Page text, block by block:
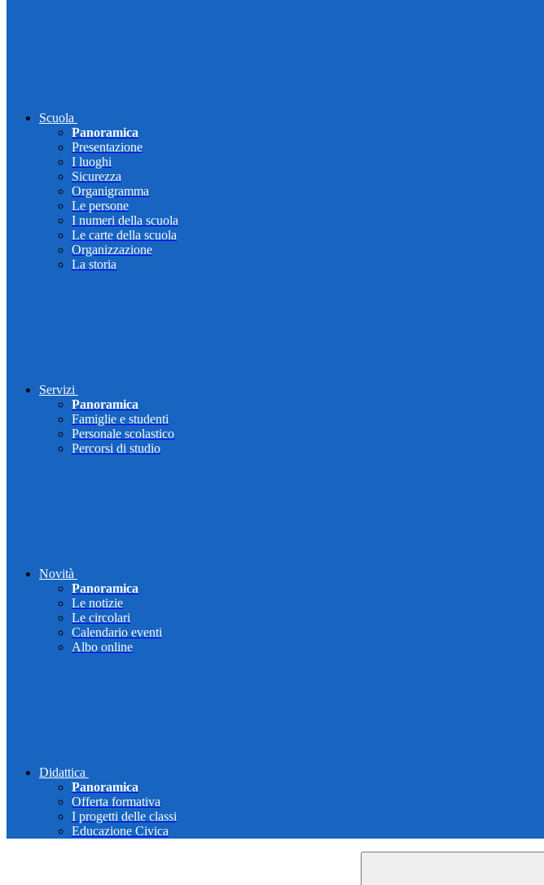
Scuola
Panoramica
Presentazione
I luoghi
Sicurezza
Organigramma
Le persone
I numeri della scuola
Le carte della scuola
Organizzazione
La storia
Servizi
Panoramica
Famiglie e studenti
Personale scolastico
Percorsi di studio
Novità
Panoramica
Le notizie
Le circolari
Calendario eventi
Albo online
Didattica
Panoramica
Offerta formativa
I progetti delle classi
Educazione Civica